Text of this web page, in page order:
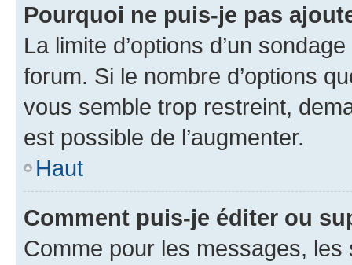
Pourquoi ne puis-je pas
La limite d’options d’un
forum. Si le nombre d’options
vous semble trop restreint,
est possible de l’augmenter.
Haut
Comment puis-je éditer ou
Comme pour les messages,